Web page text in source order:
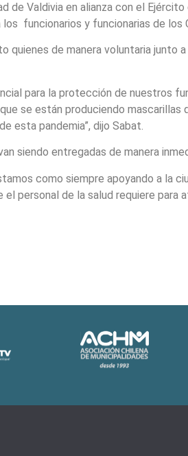
Valdivia en alianza con el
funcionarios y funcionarias de los
de manera voluntaria junto
para la protección de nuestros
se están produciendo
esta pandemia”, dijo Sabat.
siendo entregadas de manera
como siempre apoyando a la
personal de la salud requiere para